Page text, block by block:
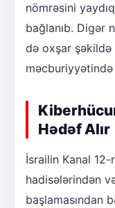
nömrəsini
bağlanıb. Digər
də oxşar
məcburiyyətində
Hədəf Alır
İsrailin Kanal
hadisələrindən
başlamasından